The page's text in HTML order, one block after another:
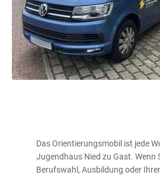
Das Orientierungsmobil ist jede
Jugendhaus Nied zu Gast. Wenn
Berufswahl, Ausbildung oder